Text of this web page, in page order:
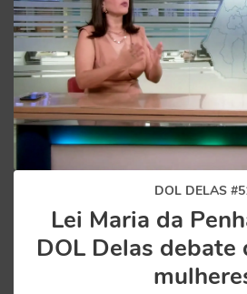
DOL DELAS
Lei Maria da
DOL Delas